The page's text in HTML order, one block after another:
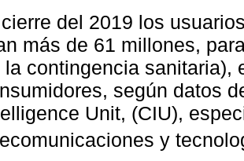
del 2019 los
más de 61 millones,
la contingencia sanitaria),
según datos
Unit, (CIU),
y